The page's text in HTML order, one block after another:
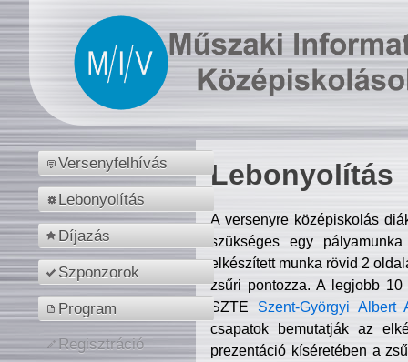
Versenyfelhívás
Lebonyolítás
Díjazás
Szponzorok
Program
Regisztráció
Lebonyolítás
A versenyre középiskolás
szükséges egy
elkészített munka rövid 2
zsűri pontozza. A legjobb
SZTE Szent-Györgyi Albert
csapatok bemutatják az
prezentáció kíséretében a